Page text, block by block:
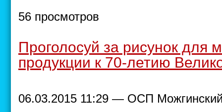
56 просмотров
Проголосуй за рисунок для
продукции к 70-летию
06.03.2015 11:29 — ОСП